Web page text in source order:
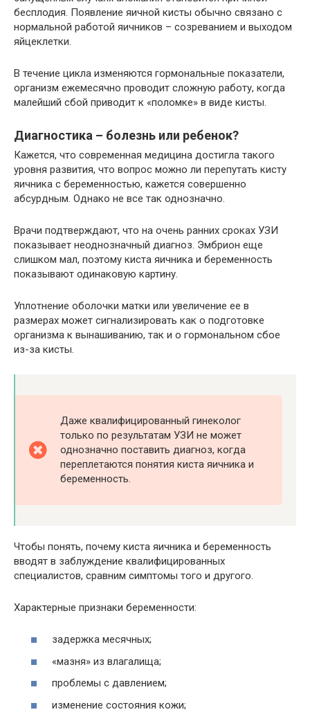
бесплодия. Появление яичной кисты обычно связано с
нормальной работой яичников – созреванием и выходом
яйцеклетки.
В течение цикла изменяются гормональные показатели,
организм ежемесячно проводит сложную работу, когда
малейший сбой приводит к «поломке» в виде кисты.
Диагностика – болезнь или ребенок?
Кажется, что современная медицина достигла такого
уровня развития, что вопрос можно ли перепутать кисту
яичника с беременностью, кажется совершенно
абсурдным. Однако не все так однозначно.
Врачи подтверждают, что на очень ранних сроках УЗИ
показывает неоднозначный диагноз. Эмбрион еще
слишком мал, поэтому киста яичника и беременность
показывают одинаковую картину.
Уплотнение оболочки матки или увеличение ее в
размерах может сигнализировать как о подготовке
организма к вынашиванию, так и о гормональном сбое
из-за кисты.
Даже квалифицированный гинеколог
только по результатам УЗИ не может
однозначно поставить диагноз, когда
переплетаются понятия киста яичника и
беременность.
Чтобы понять, почему киста яичника и беременность
вводят в заблуждение квалифицированных
специалистов, сравним симптомы того и другого.
Характерные признаки беременности:
задержка месячных;
«мазня» из влагалища;
проблемы с давлением;
изменение состояния кожи;